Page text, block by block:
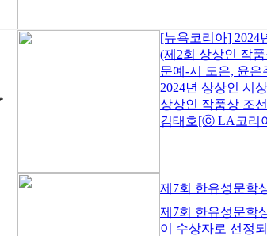
[뉴욕코리아] 2024
(제2회 상상인 작
문예-시 도은, 윤은
2024년 상상인 시
상상인 작품상 조
김태호[ⓒ LA코리
제7회 한유성문학
제7회 한유성문학
이 수상자로 선정